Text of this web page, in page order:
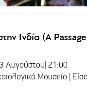
Ινδία (A
Αυγούστου| 21:00
Μουσείο |